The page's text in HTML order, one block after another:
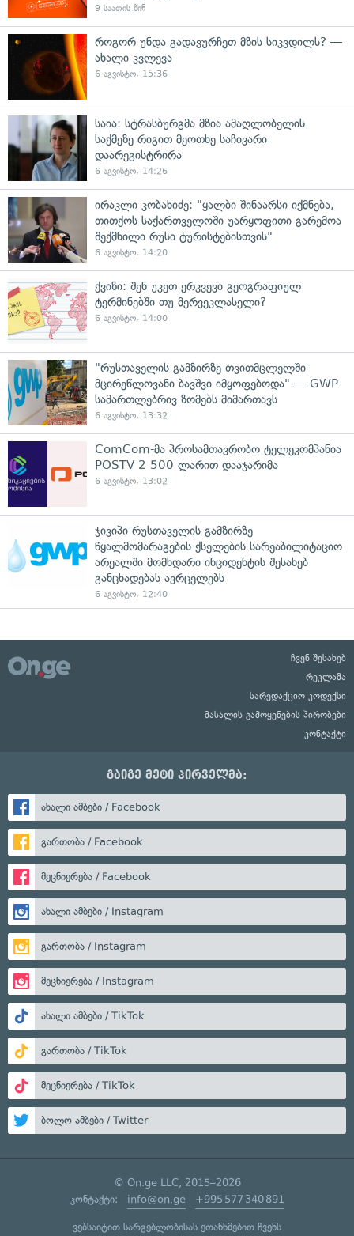
9 საათის წინ
როგორ უნდა გადავურჩეთ მზის სიკვდილს? —
ახალი კვლევა
6 აგვისტო, 15:36
საია: სტრასბურგმა მზია ამაღლობელის
საქმეზე რიგით მეოთხე საჩივარი
დაარეგისტრირა
6 აგვისტო, 14:26
ირაკლი კობახიძე: "ყალბი შინაარსი იქმნება,
თითქოს საქართველოში უარყოფითი გარემოა
შექმნილი რუსი ტურისტებისთვის"
6 აგვისტო, 14:20
ქვიზი: შენ უკეთ ერკვევი გეოგრაფიულ
ტერმინებში თუ მერვეკლასელი?
6 აგვისტო, 14:00
"რუსთაველის გამზირზე თვითმცლელში
მცირეწლოვანი ბავშვი იმყოფებოდა" — GWP
სამართლებრივ ზომებს მიმართავს
6 აგვისტო, 13:32
ComCom-მა პროსამთავრობო ტელეკომპანია
POSTV 2 500 ლარით დააჯარიმა
6 აგვისტო, 13:02
ჯივიპი რუსთაველის გამზირზე
წყალმომარაგების ქსელების სარეაბილიტაციო
არეალში მომხდარი ინციდენტის შესახებ
განცხადებას ავრცელებს
6 აგვისტო, 12:40
ჩვენ შესახებ
რეკლამა
სარედაქციო კოდექსი
მასალის გამოყენების პირობები
კონტაქტი
გაიგე მეტი პირველმა:
ახალი ამბები / Facebook
გართობა / Facebook
მეცნიერება / Facebook
ახალი ამბები / Instagram
გართობა / Instagram
მეცნიერება / Instagram
ახალი ამბები / TikTok
გართობა / TikTok
მეცნიერება / TikTok
ბოლო ამბები / Twitter
© On.ge LLC, 2015–2026
კონტაქტი: info@on.ge +995 577 340 891
ვებსაიტით სარგებლობისას ეთანხმებით ჩვენს